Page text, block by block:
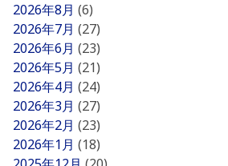
2026年8月 (6)
2026年7月 (27)
2026年6月 (23)
2026年5月 (21)
2026年4月 (24)
2026年3月 (27)
2026年2月 (23)
2026年1月 (18)